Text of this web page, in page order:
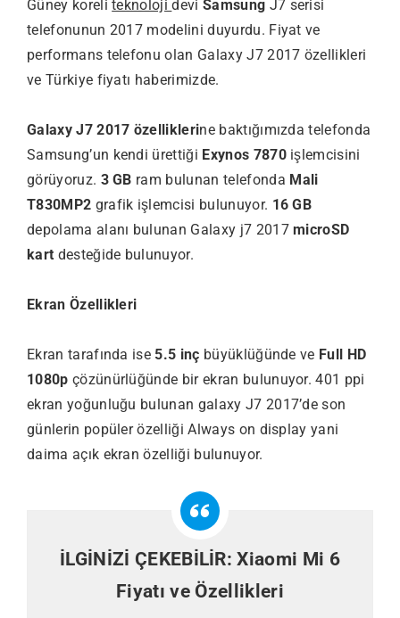
Güney koreliteknolojidevi Samsung J7 serisi
telefonunun 2017 modelini duyurdu. Fiyat ve
performans telefonu olan Galaxy J7 2017 özellikleri
ve Türkiye fiyatı haberimizde.
Galaxy J7 2017 özelliklerine baktığımızda telefonda
Samsung’un kendi ürettiği Exynos 7870işlemcisini
görüyoruz. 3 GB ram bulunan telefonda Mali
T830MP2 grafik işlemcisi bulunuyor. 16 GB
depolama alanı bulunan Galaxy j7 2017microSD
kart desteğide bulunuyor.
Ekran Özellikleri
Ekran tarafında ise 5.5 inç büyüklüğünde ve Full HD
1080p çözünürlüğünde bir ekran bulunuyor. 401 ppi
ekran yoğunluğu bulunan galaxy J7 2017’de son
günlerin popüler özelliği Always on display yani
daima açık ekran özelliği bulunuyor.
İLGİNİZİ ÇEKEBİLİR:Xiaomi Mi 6
Fiyatı ve Özellikleri